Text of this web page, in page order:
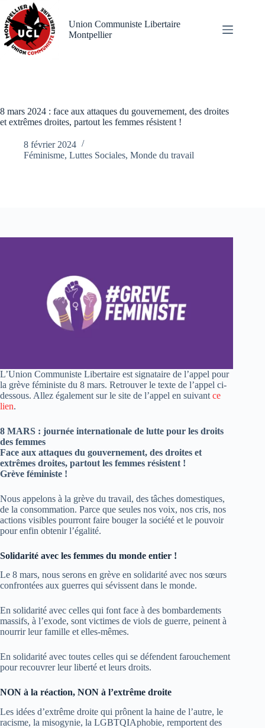
Passer
au
contenu
Union Communiste Libertaire
Montpellier
8 mars 2024 : face aux attaques du gouvernement, des droites
et extrêmes droites, partout les femmes résistent !
8 février 2024
Féminisme, Luttes Sociales, Monde du travail
L’Union Communiste Libertaire est signataire de l’appel pour
la grève féministe du 8 mars. Retrouver le texte de l’appel ci-
dessous. Allez également sur le site de l’appel en suivant ce
lien.
8 MARS : journée internationale de lutte pour les droits
des femmes
Face aux attaques du gouvernement, des droites et
extrêmes droites, partout les femmes résistent !
Grève féministe !
Nous appelons à la grève du travail, des tâches domestiques,
de la consommation. Parce que seules nos voix, nos cris, nos
actions visibles pourront faire bouger la société et le pouvoir
pour enfin obtenir l’égalité.
Solidarité avec les femmes du monde entier !
Le 8 mars, nous serons en grève en solidarité avec nos sœurs
confrontées aux guerres qui sévissent dans le monde.
En solidarité avec celles qui font face à des bombardements
massifs, à l’exode, sont victimes de viols de guerre, peinent à
nourrir leur famille et elles-mêmes.
En solidarité avec toutes celles qui se défendent farouchement
pour recouvrer leur liberté et leurs droits.
NON à la réaction, NON à l’extrême droite
Les idées d’extrême droite qui prônent la haine de l’autre, le
racisme, la misogynie, la LGBTQIAphobie, remportent des